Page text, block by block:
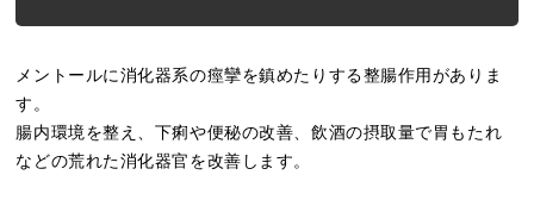
メントールに消化器系の痙攣を鎮めたりする整腸作用がありま
す。
腸内環境を整え、下痢や便秘の改善、飲酒の摂取量で胃もたれ
などの荒れた消化器官を改善します。